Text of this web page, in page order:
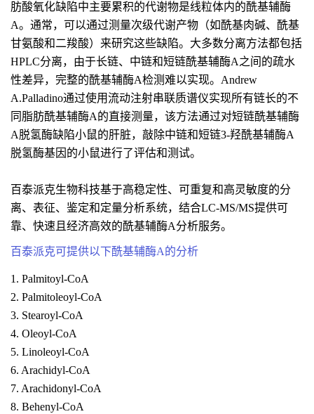
肪酸氧化缺陷中主要累积的代谢物是线粒体内的酰基辅酶
A。通常，可以通过测量次级代谢产物（如酰基肉碱、酰基
甘氨酸和二羧酸）来研究这些缺陷。大多数分离方法都包括
HPLC分离，由于长链、中链和短链酰基辅酶A之间的疏水
性差异，完整的酰基辅酶A检测难以实现。Andrew
A.Palladino通过使用流动注射串联质谱仪实现所有链长的不
同脂肪酰基辅酶A的直接测量，该方法通过对短链酰基辅酶
A脱氢酶缺陷小鼠的肝脏，敲除中链和短链3-羟酰基辅酶A
脱氢酶基因的小鼠进行了评估和测试。
百泰派克生物科技基于高稳定性、可重复和高灵敏度的分
离、表征、鉴定和定量分析系统，结合LC-MS/MS提供可
靠、快速且经济高效的酰基辅酶A分析服务。
百泰派克可提供以下酰基辅酶A的分析
1. Palmitoyl-CoA
2. Palmitoleoyl-CoA
3. Stearoyl-CoA
4. Oleoyl-CoA
5. Linoleoyl-CoA
6. Arachidyl-CoA
7. Arachidonyl-CoA
8. Behenyl-CoA